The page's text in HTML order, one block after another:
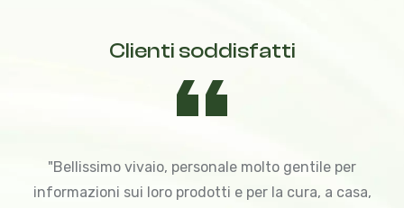
Clienti soddisfatti
"Bellissimo vivaio, personale molto gentile per
informazioni sui loro prodotti e per la cura, a casa,